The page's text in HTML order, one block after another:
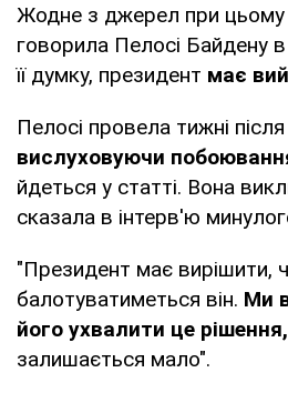
Жодне з джерел при цьому
говорила Пелосі Байдену
її думку, президент має
Пелосі провела тижні
вислуховуючи
йдеться у статті. Вона
сказала в інтерв'ю
"Президент має вирішити,
балотуватиметься він. Ми
його ухвалити це рішення,
залишається мало".